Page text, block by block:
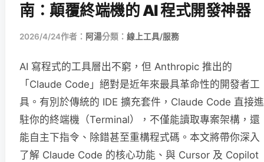
南：顛覆終端機的 AI 程式開發神器
2026/4/24作者： 阿湯分類： 線上工具/服務
AI 寫程式的工具層出不窮，但 Anthropic 推出的
「Claude Code」絕對是近年來最具革命性的開發者工
具。有別於傳統的 IDE 擴充套件，Claude Code 直接進
駐你的終端機（Terminal），不僅能讀取專案架構，還
能自主下指令、除錯甚至重構程式碼。本文將帶你深入
了解 Claude Code 的核心功能、與 Cursor 及 Copilot